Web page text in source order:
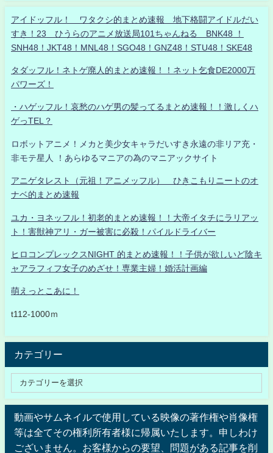
アイドッフル！ ワタクシ的まとめ速報 地下格闘アイドルだい
すき！23 ひうらのアニメ放送局101ちゃんねる BNK48 ！
SNH48！JKT48！MNL48！SGO48！GNZ48！STU48！SKE48
タダッフル！ネトゲ廃人的まとめ速報！！ネット乞食DE2000万
パワーズ！
・ハゲッフル！哀愁のハゲ男の髪ってるまとめ速報！！激しくハ
ゲっTEL？
ロボットアニメ！メカと美少女キャラだいすき永遠の非リア充・
非モテ星人 ！あらゆるマニアの為のマニアックサイト
アニゲタレスト（元祖！アニメッフル） ひきこもりニートのオ
ナベ的まとめ速報
ユカ・ヨネッフル！初老的まとめ速報！！大帝イタチにラリアッ
ト！害獣神アリ・ガー被害に必殺！パイルドライバー
ヒロコンプレックスNIGHT 的まとめ速報！！子供が欲しいど陰キ
ャアラフィフ女子のめざせ！専業主婦！婚活計画編
萌えっとこあに！
t112-1000ｍ
カテゴリー
動画やサムネイルで使用している映像の著作権や肖像権
等は全てその権利所有者様に帰属いたします。申しわけ
ございません。お客様からの要望、問題がある記事を削